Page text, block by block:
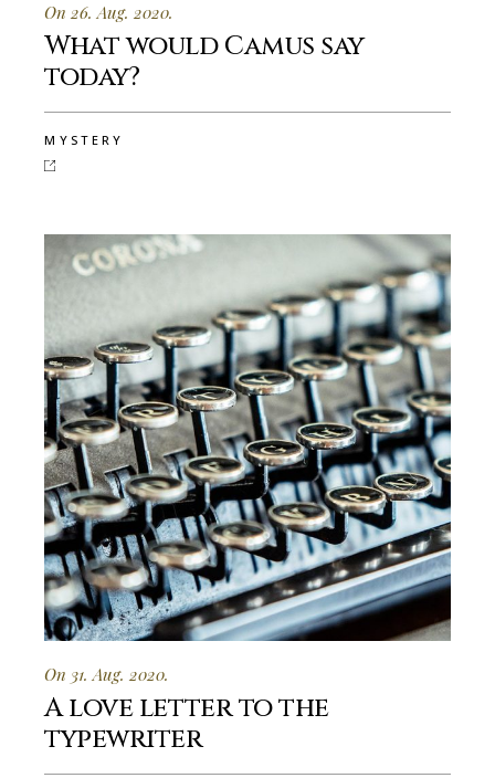
On 26. Aug. 2020.
What would Camus say
today?
MYSTERY
On 31. Aug. 2020.
A love letter to the
typewriter